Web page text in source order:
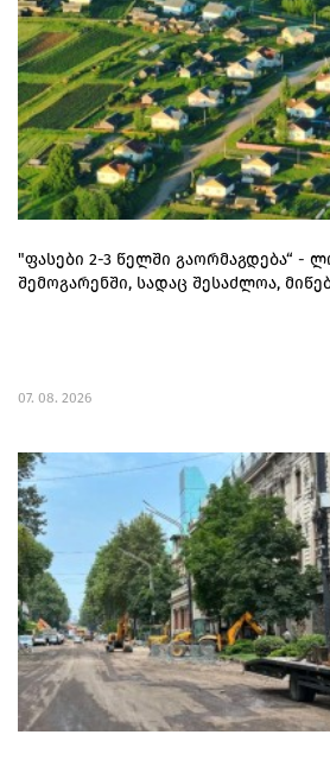
"ფასები 2-3 წელში გაორმაგდება“ -
შემოგარენში, სადაც შესაძლოა,
07. 08. 2026